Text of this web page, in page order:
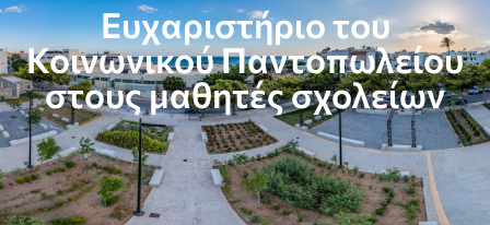
Ευχαριστήριο του
Κοινωνικού Παντοπωλείου
στους μαθητές σχολείων